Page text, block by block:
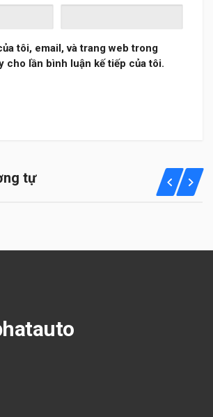
tôi, email, và trang web trong
cho lần bình luận kế tiếp của tôi.
tự